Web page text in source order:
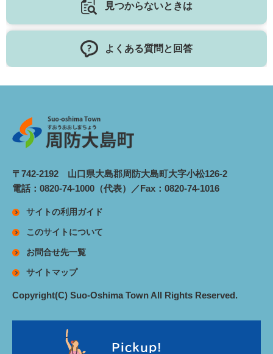
見つからないときは
よくある質問と回答
〒742-2192 山口県大島郡周防大島町大字小松126-2
電話：0820-74-1000（代表）／Fax：0820-74-1016
サイトの利用ガイド
このサイトについて
お問合せ先一覧
サイトマップ
Copyright(C) Suo-Oshima Town All Rights Reserved.